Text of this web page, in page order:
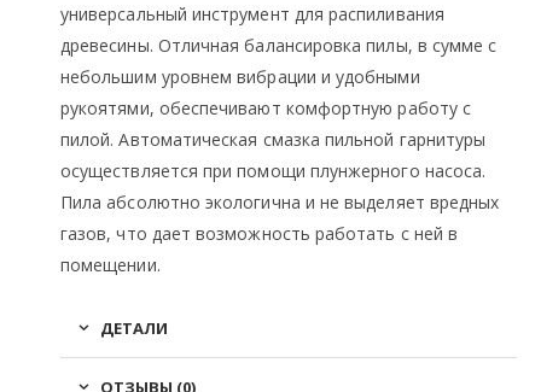
универсальный инструмент для распиливания
древесины. Отличная балансировка пилы, в сумме с
небольшим уровнем вибрации и удобными
рукоятями, обеспечивают комфортную работу с
пилой. Автоматическая смазка пильной гарнитуры
осуществляется при помощи плунжерного насоса.
Пила абсолютно экологична и не выделяет вредных
газов, что дает возможность работать с ней в
помещении.
ДЕТАЛИ
ОТЗЫВЫ (0)